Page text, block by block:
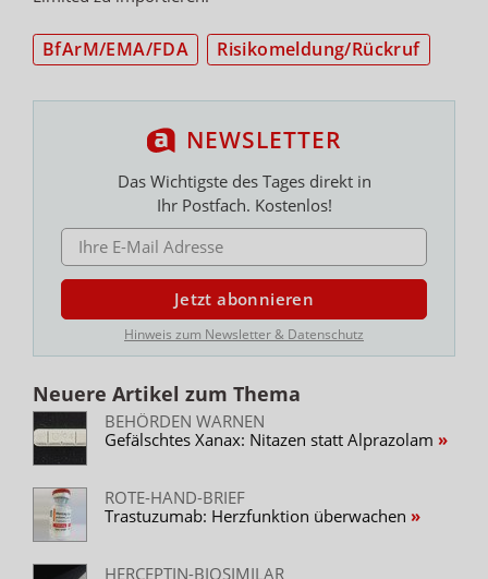
BfArM/EMA/FDA Risikomeldung/Rückruf
NEWSLETTER
Das Wichtigste des Tages direkt in
Ihr Postfach. Kostenlos!
E-MAIL ADRESSE
Jetzt abonnieren
Hinweis zum Newsletter & Datenschutz
Neuere Artikel zum Thema
BEHÖRDEN WARNEN
Gefälschtes Xanax: Nitazen statt Alprazolam
ROTE-HAND-BRIEF
Trastuzumab: Herzfunktion überwachen
HERCEPTIN-BIOSIMILAR